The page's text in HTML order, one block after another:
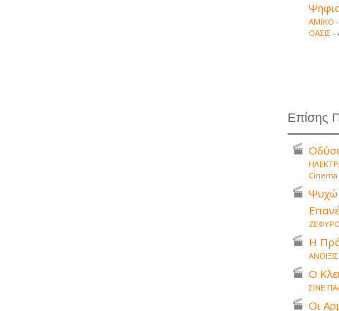
ΑΜΙΚΟ
ΟΑΣΙΣ -
Επίσης
Cinema
Ψυχώ
Η
ΑΝΟΙΞΙΣ
Ο
ΣΙΝΕ
Οι